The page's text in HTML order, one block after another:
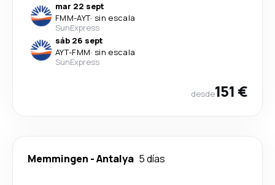
mar 22 sept
FMM-AYT· sin escala
SunExpress
sáb 26 sept
AYT-FMM· sin escala
SunExpress
desde151 €
Memmingen -Antalya 5 días